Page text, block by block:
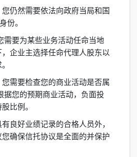
仍然需要依法向政府当局和国
身份。
需要为某些业务活动任命当地
企业主选择任命代理人股东以
。
需要检查您的商业活动是否属
据您的预期商业活动，负面投
比例。
良好业绩记录的合格人员外，
确保信托协议是全面的并保护